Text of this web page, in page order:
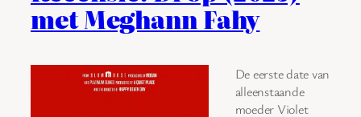
met Meghann Fahy
De eerste date van
alleenstaande
moeder Violet